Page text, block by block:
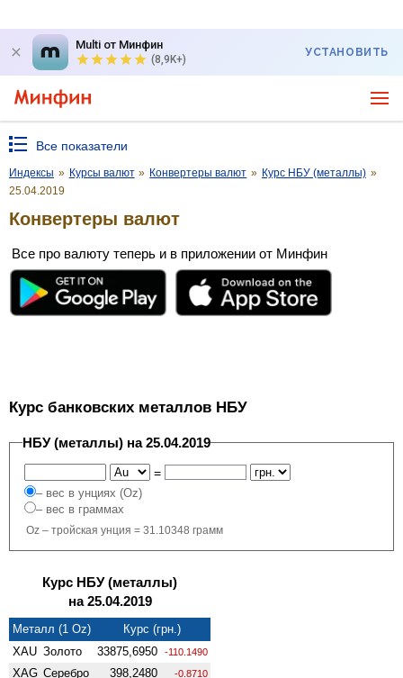
Multi от Минфин
(8,9K+)
УСТАНОВИТЬ
Все показатели
Индексы » Курсы валют » Конвертеры валют » Курс НБУ (металлы) »
25.04.2019
Конвертеры валют
Все про валюту теперь и в приложении от Минфин
Курс банковских металлов НБУ
НБУ (металлы) на 25.04.2019
=
– вес в унциях (Oz)
– вес в граммах
Oz – тройская унция = 31.10348 грамм
Курс НБУ (металлы)
на 25.04.2019
Металл (1 Oz)
Курс (грн.)
XAU Золото 33875,6950 -110.1490
XAG Серебро 398,2480 -0.8710